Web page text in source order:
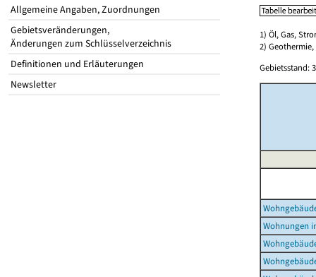
Allgemeine Angaben, Zuordnungen
Gebietsveränderungen,
Änderungen zum Schlüsselverzeichnis
Definitionen und Erläuterungen
Newsletter
1) Öl, Gas,
2)
Gebietsstand:
Wohnungen